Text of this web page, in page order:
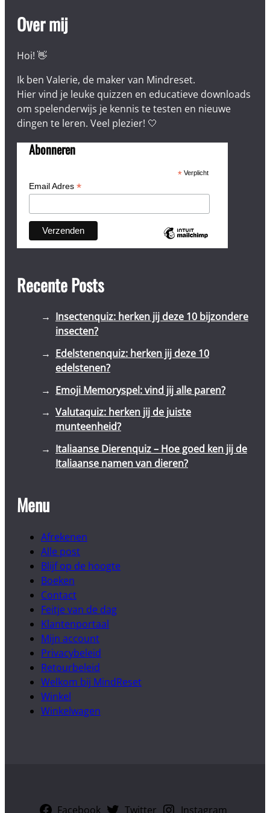
Over mij
Hoi! 👋
Ik ben Valerie, de maker van Mindreset.
Hier vind je leuke quizzen en educatieve downloads
om spelenderwijs je kennis te testen en nieuwe
dingen te leren. Veel plezier! 🤍
Abonneren
*Verplicht
Email Adres *
Recente Posts
Insectenquiz: herken jij deze 10 bijzondere
insecten?
Edelstenenquiz: herken jij deze 10
edelstenen?
Emoji Memoryspel: vind jij alle paren?
Valutaquiz: herken jij de juiste
munteenheid?
Italiaanse Dierenquiz – Hoe goed ken jij de
Italiaanse namen van dieren?
Menu
Afrekenen
Alle post
Blijf op de hoogte
Boeken
Contact
Feitje van de dag
Klantenportaal
Mijn account
Privacybeleid
Retourbeleid
Welkom bij MindReset
Winkel
Winkelwagen
Facebook Twitter Instagram